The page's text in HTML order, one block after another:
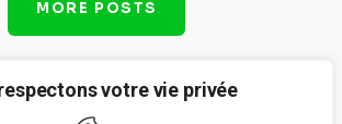
votre vie privée
MORE POSTS